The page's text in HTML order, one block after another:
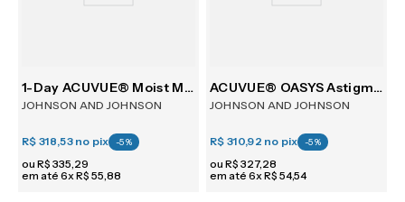
1-Day ACUVUE® Moist Multifocal 30
JOHNSON AND JOHNSON
R$ 318,53 no pix -5%
ou R$ 335,29
em até 6xR$ 55,88
ACUVUE® OASYS Astigmatism 6
JOHNSON AND JOHNSON
R$ 310,92 no pix -5%
ou R$ 327,28
em até 6xR$ 54,54